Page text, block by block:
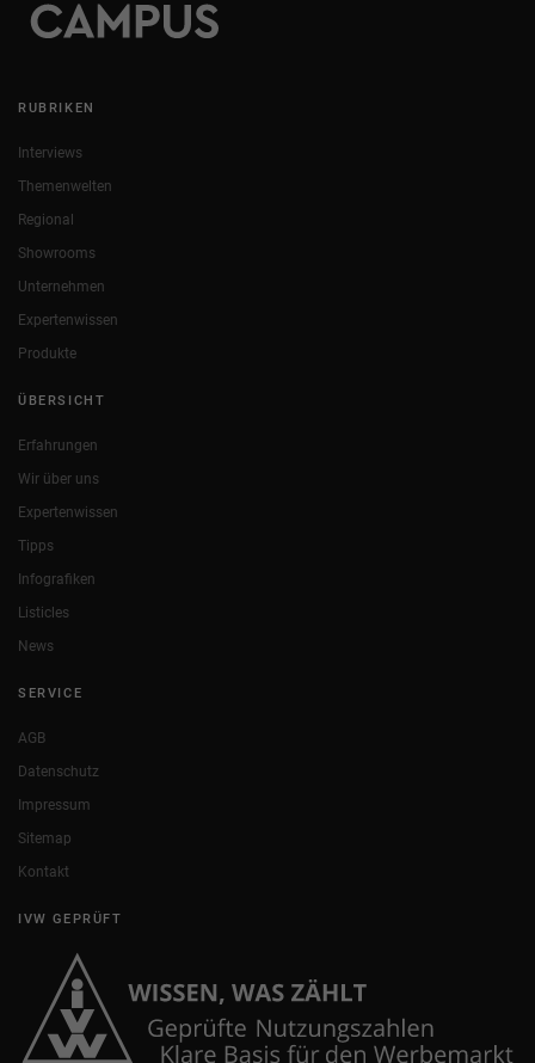
RUBRIKEN
Interviews
Themenwelten
Regional
Showrooms
Unternehmen
Expertenwissen
Produkte
ÜBERSICHT
Erfahrungen
Wir über uns
Expertenwissen
Tipps
Infografiken
Listicles
News
SERVICE
AGB
Datenschutz
Impressum
Sitemap
Kontakt
IVW GEPRÜFT